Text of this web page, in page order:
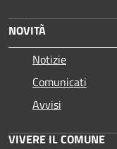
NOVITÀ
Notizie
Comunicati
Avvisi
VIVERE IL COMUNE